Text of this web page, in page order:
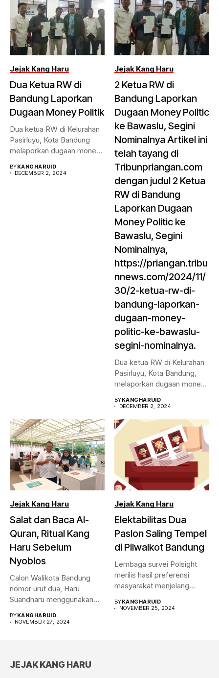
Jejak Kang Haru
Dua Ketua RW di
Bandung Laporkan
Dugaan Money Politik
Dua ketua RW di Kelurahan
Pasirluyu, Kota Bandung
melaporkan dugaan money
BYKANGHARUID
DECEMBER 2, 2024
Jejak Kang Haru
2 Ketua RW di
Bandung Laporkan
Dugaan Money Politic
ke Bawaslu, Segini
Nominalnya Artikel ini
telah tayang di
Tribunpriangan.com
dengan judul 2 Ketua
RW di Bandung
Laporkan Dugaan
Money Politic ke
Bawaslu, Segini
Nominalnya,
https://priangan.tribu
nnews.com/2024/11/
30/2-ketua-rw-di-
bandung-laporkan-
dugaan-money-
politic-ke-bawaslu-
segini-nominalnya.
Dua ketua RW di Kelurahan
Pasirluyu, Kota Bandung,
melaporkan dugaan money
BYKANGHARUID
DECEMBER 2, 2024
Jejak Kang Haru
Salat dan Baca Al-
Quran, Ritual Kang
Haru Sebelum
Nyoblos
Calon Walikota Bandung
nomor urut dua, Haru
Suandharu menggunakan
BYKANGHARUID
NOVEMBER 27, 2024
Jejak Kang Haru
Elektabilitas Dua
Paslon Saling Tempel
di Pilwalkot Bandung
Lembaga survei Polsight
merilis hasil preferensi
masyarakat menjelang
Hasilnya,...
BYKANGHARUID
NOVEMBER 25, 2024
JEJAK KANG HARU